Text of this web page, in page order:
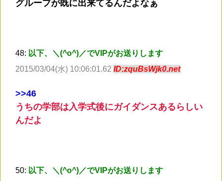
グループが既に出来てるんだよなぁ
48: 以下、＼(^o^)／でVIPがお送りします
2015/03/04(水) 10:06:01.62 ID:zquBsWjk0.net
>>46
うちの学部は入学式後にガイダンスあるらしい
んだよ
50: 以下、＼(^o^)／でVIPがお送りします